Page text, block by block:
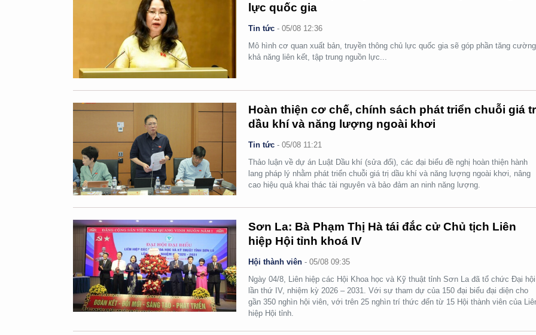
lực quốc gia
Tin tức -05/08 12:36
Mô hình cơ quan xuất bản, truyền thông chủ lực quốc gia sẽ góp phần tăng cường
khả năng liên kết, tập trung nguồn lực...
Hoàn thiện cơ chế, chính sách phát triển chuỗi giá
dầu khí và năng lượng ngoài khơi
Tin tức -05/08 11:21
Thảo luận về dự án Luật Dầu khí (sửa đổi), các đại biểu đề nghị hoàn thiện hành
lang pháp lý nhằm phát triển chuỗi giá trị dầu khí và năng lượng ngoài khơi, nâng
cao hiệu quả khai thác tài nguyên và bảo đảm an ninh năng lượng.
Sơn La: Bà Phạm Thị Hà tái đắc cử Chủ tịch Liên
hiệp Hội tỉnh khoá IV
Hội thành viên -05/08 09:35
Ngày 04/8, Liên hiệp các Hội Khoa học và Kỹ thuật tỉnh Sơn La đã tổ chức Đại hội
lần thứ IV, nhiệm kỳ 2026 – 2031. Với sự tham dự của 150 đại biểu đại diện cho
gần 350 nghìn hội viên, với trên 25 nghìn trí thức đến từ 15 Hội thành viên của
hiệp Hội tỉnh.